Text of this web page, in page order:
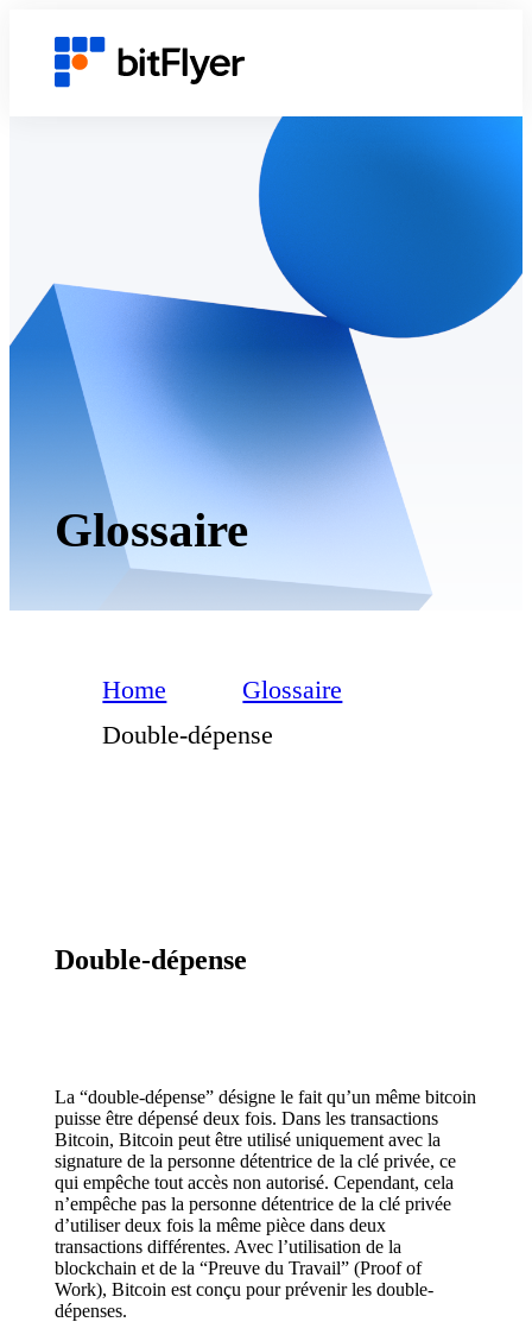
Glossaire
Home
Glossaire
Double-dépense
Double-dépense
La “double-dépense” désigne le fait qu’un même bitcoin
puisse être dépensé deux fois. Dans les transactions
Bitcoin, Bitcoin peut être utilisé uniquement avec la
signature de la personne détentrice de la clé privée, ce
qui empêche tout accès non autorisé. Cependant, cela
n’empêche pas la personne détentrice de la clé privée
d’utiliser deux fois la même pièce dans deux
transactions différentes. Avec l’utilisation de la
blockchain et de la “Preuve du Travail” (Proof of
Work), Bitcoin est conçu pour prévenir les double-
dépenses.